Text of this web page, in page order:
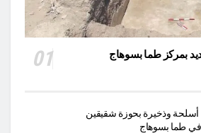
بمركز طما بسوهاج
وذخيرة بحوزة شقيقين
في طما بسوهاج